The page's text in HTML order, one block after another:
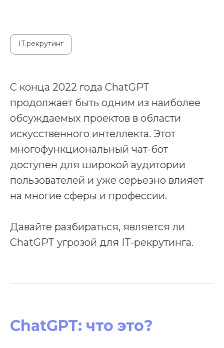
IT.рекрутинг
С конца 2022 года ChatGPT
продолжает быть одним из наиболее
обсуждаемых проектов в области
искусственного интеллекта. Этот
многофункциональный чат-бот
доступен для широкой аудитории
пользователей и уже серьезно влияет
на многие сферы и профессии.
Давайте разбираться, является ли
ChatGPT угрозой для IT-рекрутинга.
ChatGPT: что это?